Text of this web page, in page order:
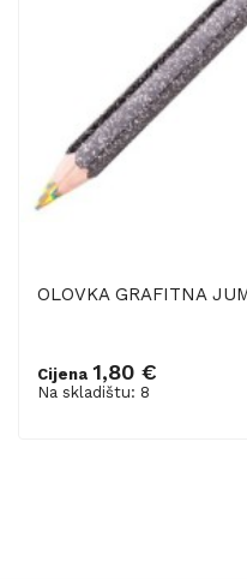
OLOVKA GRAFITNA
Cijena 1,80 €
Na skladištu: 8
Dodaj u košaricu